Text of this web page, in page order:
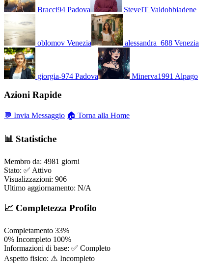
Bracci94 Padova SteveIT Valdobbiadene
oblomov Venezia alessandra_688 Venezia
giorgia-974 Padova Minerva1991 Alpago
Azioni Rapide
💬 Invia Messaggio 🏠 Torna alla Home
📊 Statistiche
Membro da: 4981 giorni
Stato: ✅ Attivo
Visualizzazioni: 906
Ultimo aggiornamento: N/A
📈 Completezza Profilo
Completamento 33%
0% Incompleto 100%
Informazioni di base: ✅ Completo
Aspetto fisico: ⚠️ Incompleto